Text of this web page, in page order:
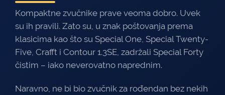
Kompaktne zvučnike prave veoma dobro. Uvek
su ih pravili. Zato su, u znak poštovanja prema
klasicima kao što su Special One, Special Twenty-
Five, Crafft i Contour 1.3SE, zadržali Special Forty
čistim – iako neverovatno naprednim.
Naravno, ne bi bio zvučnik za rođendan bez nekih